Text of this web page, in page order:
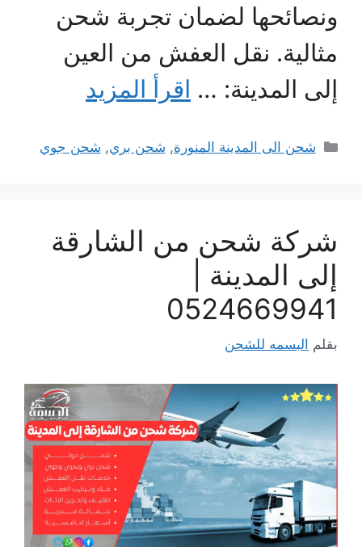
ونصائحها لضمان تجربة شحن
مثالية. نقل العفش من العين
إلى المدينة: … اقرأ المزيد
التصنيفات
شحن الى المدينة المنورة, شحن بري, شحن جوي
شركة شحن من الشارقة
إلى المدينة |
0524669941
بقلم البسمه للشحن